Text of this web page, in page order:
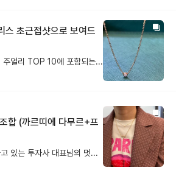
스 초근접샷으로 보여드
페이브릴에서 많이 판매된 주얼리 TOP 10에 포함되는 [까르띠에 다무르 네크리스] 입니다. 일명 문신템이라고 하죠! 심플한 디자인이라 어느 착장이나 어울리지 않는데가 없고 매우 가벼워서 착용감이 좋아요, 다른 네크리스와 레이어드 하는 용도로도 굿! 주얼리를 매일 접하는 사람으로써 까르띠에 다무르의 체인이 정말 예쁘다고 생각해요. 다무르 검수를 진행 할때마다 이 아름다운 체인 빛깔과 특유의 영롱함을 어떻게 전할 수 있을까 아쉬웠는데요, 실물 만큼은 아니지만 최대한 실물 느낌을 전해드리고자 심혈을 기울여 촬영한 사진을 공유합니다. 다무르는 호불호 없는 디자인으로 선물용으로도 아주 좋습니다! 특별한 선물을 하고 싶으시다며 여자친구 선물용으로 추천 문의주시는 멋진 남성분들도 많으신데요, 요 사진 좋은 참고 되셨으면 좋겠습니다 :) (Tip) 사진에서 확인하시다시피, 다이아몬드는 한쪽면에만 장식되어 있어요. 보시는 제품의 스펙은 [까르띠에 다무르 네크리스/SMALL/로즈골드] 입니다.
합 (까르띠에 다무르+프
페이브릴을 함께 만들어가고 있는 투자사 대표님의 멋진 착샷을 공유합니다 (저희는 VC 투자를 받아 운영되고 있는 IT스타트업 이에요) 헤비 유저이시기도 한 대표님은 페이브릴에서 맘에 드는 아이템들을 종종 구매해주고 계신데요🫶 까르띠에 다무르 XS를 먼저 구매하셨고 이후에 프레드 포스텐 네크리스를 들이셨는데...요렇게 레이어드해서 착용하시려고 했다는 이야기를 듣고 센스 대박이다 싶었지모에요! 사실 다무르는 어느 브랜드의 제품과 함께 착용해도 좋을 아이템이라는 생각은 하고 있었는데 포스텐과의 조합이 이렇게 예쁠줄이야😍 착용샷의 아이템은 둘다 옐골 입니다, 구매 고려하시는 분들 색상 고민에 참고되셨으면 좋겠습니다 대표님의 예쁜 주얼리 연출들 라운지에 자주 자주 올려볼게요!